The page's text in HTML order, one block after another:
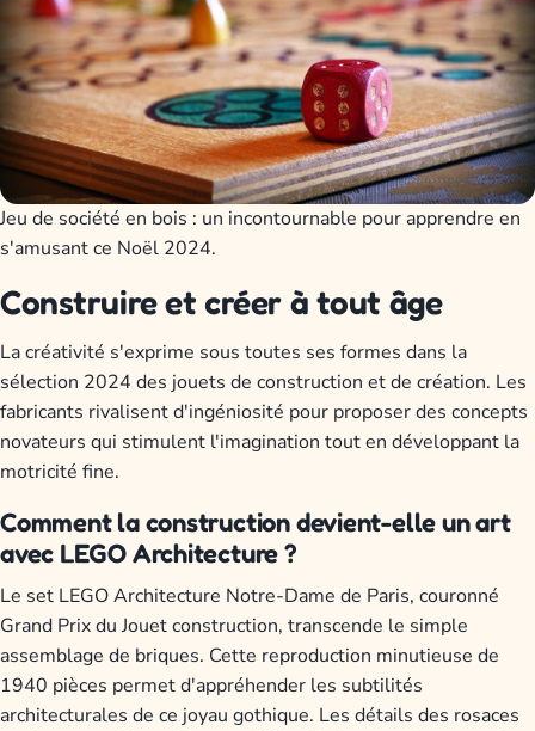
Jeu de société en bois : un incontournable pour apprendre en
s'amusant ce Noël 2024.
Construire et créer à tout âge
La créativité s'exprime sous toutes ses formes dans la
sélection 2024 des jouets de construction et de création. Les
fabricants rivalisent d'ingéniosité pour proposer des concepts
novateurs qui stimulent l'imagination tout en développant la
motricité fine.
Comment la construction devient-elle un art
avec LEGO Architecture ?
Le set LEGO Architecture Notre-Dame de Paris, couronné
Grand Prix du Jouet construction, transcende le simple
assemblage de briques. Cette reproduction minutieuse de
1940 pièces permet d'appréhender les subtilités
architecturales de ce joyau gothique. Les détails des rosaces